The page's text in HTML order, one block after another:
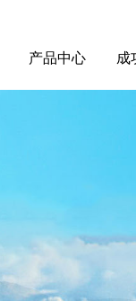
产品中心 成